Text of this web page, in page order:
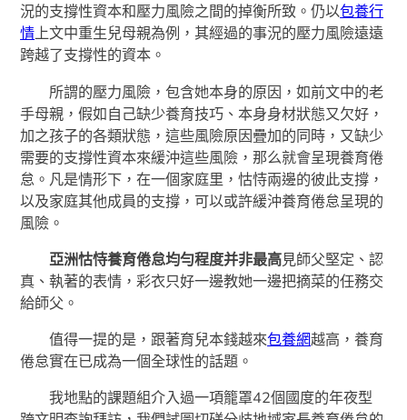
況的支撐性資本和壓力風險之間的掉衡所致。仍以包養行
情上文中重生兒母親為例，其經過的事況的壓力風險遠遠
跨越了支撐性的資本。
所謂的壓力風險，包含她本身的原因，如前文中的老
手母親，假如自己缺少養育技巧、本身身材狀態又欠好，
加之孩子的各類狀態，這些風險原因疊加的同時，又缺少
需要的支撐性資本來緩沖這些風險，那么就會呈現養育倦
怠。凡是情形下，在一個家庭里，怙恃兩邊的彼此支撐，
以及家庭其他成員的支撐，可以或許緩沖養育倦怠呈現的
風險。
亞洲怙恃養育倦怠均勻程度并非最高見師父堅定、認
真、執著的表情，彩衣只好一邊教她一邊把摘菜的任務交
給師父。
值得一提的是，跟著育兒本錢越來包養網越高，養育
倦怠實在已成為一個全球性的話題。
我地點的課題組介入過一項籠罩42個國度的年夜型